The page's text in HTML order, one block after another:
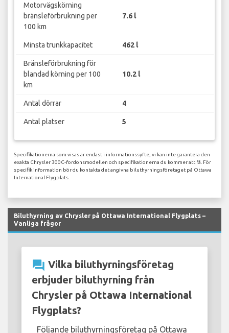
Motorvägskörning
bränsleförbrukning per
100 km
7.6 l
Minsta trunkkapacitet 462 l
Bränsleförbrukning för
blandad körning per 100
km
10.2 l
Antal dörrar 4
Antal platser 5
Specifikationerna som visas är endast i informationssyfte, vi kan inte garantera den
exakta Chrysler 300C-fordonsmodellen och specifikationerna du kommer att få. För
specifik information bör du kontakta det angivna biluthyrningsföretaget på Ottawa
International Flygplats.
Biluthyrning av Chrysler på Ottawa International Flygplats –
Vanliga frågor
question_answer Vilka biluthyrningsföretag
erbjuder biluthyrning från
Chrysler på Ottawa International
Flygplats?
Följande biluthyrningsföretag på Ottawa